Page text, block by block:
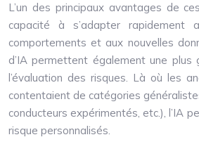
L’un des principaux avantages de
capacité à s’adapter rapidement
comportements et aux nouvelles
d’IA permettent également une plus
l’évaluation des risques. Là où les
contentaient de catégories
conducteurs expérimentés, etc.), l’IA
risque personnalisés.